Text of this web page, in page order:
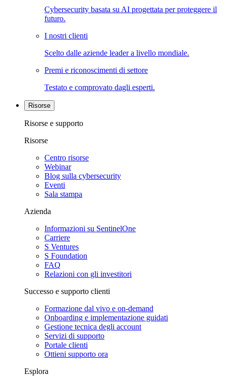
Cybersecurity basata su AI progettata per proteggere il
futuro.
I nostri clienti
Scelto dalle aziende leader a livello mondiale.
Premi e riconoscimenti di settore
Testato e comprovato dagli esperti.
Risorse
Risorse e supporto
Risorse
Centro risorse
Webinar
Blog sulla cybersecurity
Eventi
Sala stampa
Azienda
Informazioni su SentinelOne
Carriere
S Ventures
S Foundation
FAQ
Relazioni con gli investitori
Successo e supporto clienti
Formazione dal vivo e on-demand
Onboarding e implementazione guidati
Gestione tecnica degli account
Servizi di supporto
Portale clienti
Ottieni supporto ora
Esplora